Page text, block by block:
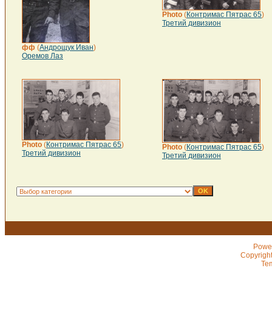
фф (Андрощук Иван)
Оремов Лаз
Photo (Контримас Пятрас 65)
Третий дивизион
Photo (Контримас Пятрас 65)
Третий дивизион
Photo (Контримас Пятрас 65)
Третий дивизион